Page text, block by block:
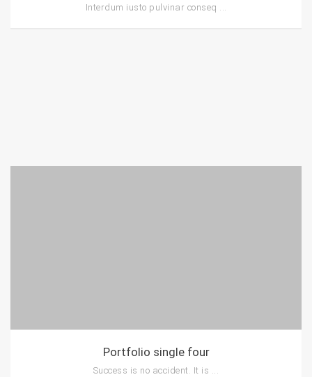
Interdum iusto pulvinar conseq ...
Portfolio single four
Success is no accident. It is ...